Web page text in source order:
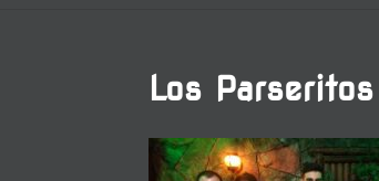
Los Parseritos